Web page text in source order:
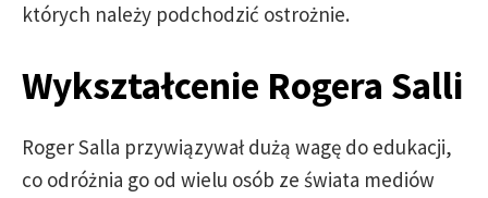
których należy podchodzić ostrożnie.
Wykształcenie Rogera Salli
Roger Salla przywiązywał dużą wagę do edukacji,
co odróżnia go od wielu osób ze świata mediów